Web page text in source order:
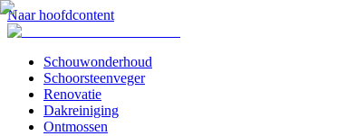
Naar hoofdcontent
Schouwonderhoud
Schoorsteenveger
Renovatie
Dakreiniging
Ontmossen